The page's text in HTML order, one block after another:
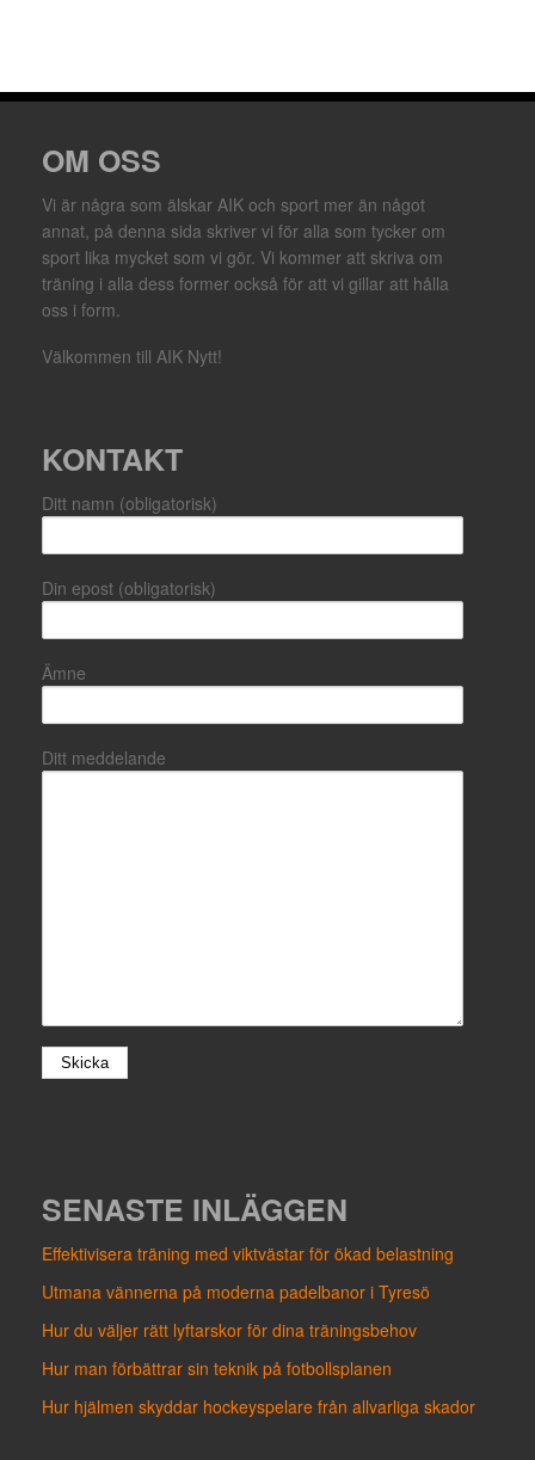
OM OSS
Vi är några som älskar AIK och sport mer än något
annat, på denna sida skriver vi för alla som tycker om
sport lika mycket som vi gör. Vi kommer att skriva om
träning i alla dess former också för att vi gillar att hålla
oss i form.
Välkommen till AIK Nytt!
KONTAKT
Ditt namn (obligatorisk)
Din epost (obligatorisk)
Ämne
Ditt meddelande
SENASTE INLÄGGEN
Effektivisera träning med viktvästar för ökad belastning
Utmana vännerna på moderna padelbanor i Tyresö
Hur du väljer rätt lyftarskor för dina träningsbehov
Hur man förbättrar sin teknik på fotbollsplanen
Hur hjälmen skyddar hockeyspelare från allvarliga skador